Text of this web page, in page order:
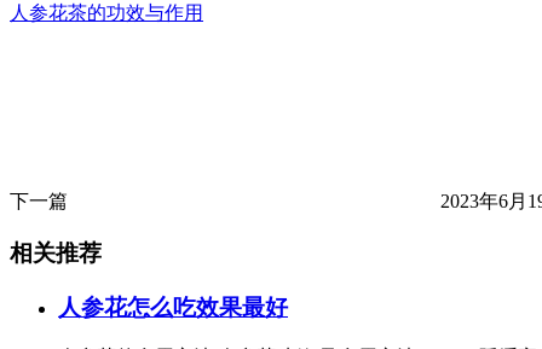
人参花茶的功效与作用
下一篇 2023年6月
相关推荐
人参花怎么吃效果最好